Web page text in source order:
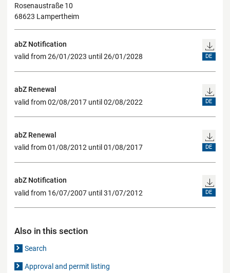
Rosenaustraße 10
68623 Lampertheim
abZ Notification
valid from 26/01/2023 until 26/01/2028
DE
abZ Renewal
valid from 02/08/2017 until 02/08/2022
DE
abZ Renewal
valid from 01/08/2012 until 01/08/2017
DE
abZ Notification
valid from 16/07/2007 until 31/07/2012
DE
Also in this section
Search
Approval and permit listing